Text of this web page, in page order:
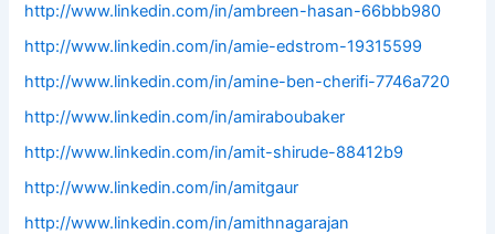
http://www.linkedin.com/in/ambreen-hasan-66bbb980
http://www.linkedin.com/in/amie-edstrom-19315599
http://www.linkedin.com/in/amine-ben-cherifi-7746a720
http://www.linkedin.com/in/amiraboubaker
http://www.linkedin.com/in/amit-shirude-88412b9
http://www.linkedin.com/in/amitgaur
http://www.linkedin.com/in/amithnagarajan